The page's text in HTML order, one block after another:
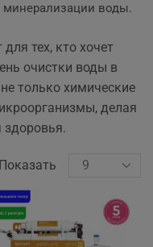
воды.
тех, кто хочет
очистки воды в
только химические
делая
здоровья.
Показать